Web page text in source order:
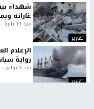
تقارير
شهداء
غاراته
منذ 11 ثانية
تقارير
الإعلام
رواية
منذ 9 ثواني